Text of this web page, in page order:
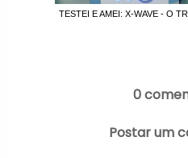
TESTEI E AMEI: X-WAVE - O
0
Postar um